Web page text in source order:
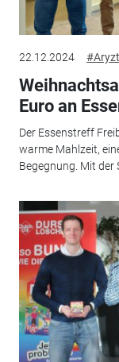
22.12.2024
Euro an
Der Essenstreff
warme Mahlzeit,
Begegnung. Mit der